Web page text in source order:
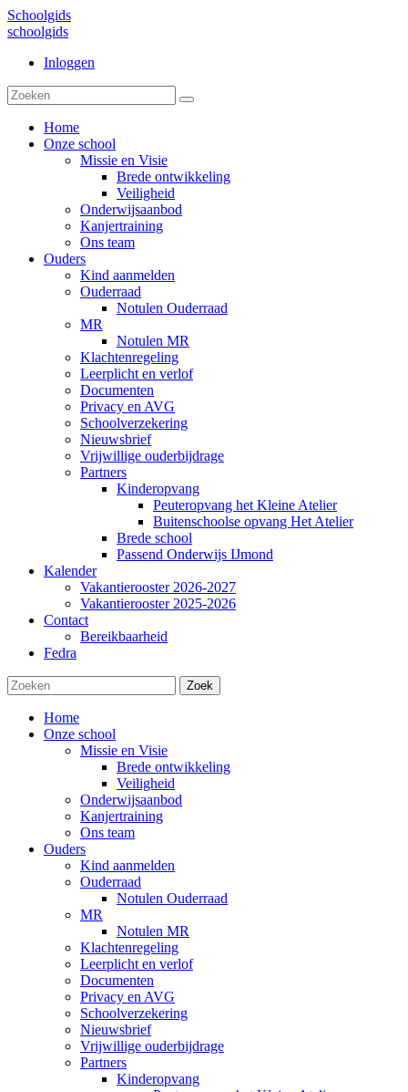
Schoolgids
schoolgids
Inloggen
Home
Onze school
Missie en Visie
Brede ontwikkeling
Veiligheid
Onderwijsaanbod
Kanjertraining
Ons team
Ouders
Kind aanmelden
Ouderraad
Notulen Ouderraad
MR
Notulen MR
Klachtenregeling
Leerplicht en verlof
Documenten
Privacy en AVG
Schoolverzekering
Nieuwsbrief
Vrijwillige ouderbijdrage
Partners
Kinderopvang
Peuteropvang het Kleine Atelier
Buitenschoolse opvang Het Atelier
Brede school
Passend Onderwijs IJmond
Kalender
Vakantierooster 2026-2027
Vakantierooster 2025-2026
Contact
Bereikbaarheid
Fedra
Zoek
Home
Onze school
Missie en Visie
Brede ontwikkeling
Veiligheid
Onderwijsaanbod
Kanjertraining
Ons team
Ouders
Kind aanmelden
Ouderraad
Notulen Ouderraad
MR
Notulen MR
Klachtenregeling
Leerplicht en verlof
Documenten
Privacy en AVG
Schoolverzekering
Nieuwsbrief
Vrijwillige ouderbijdrage
Partners
Kinderopvang